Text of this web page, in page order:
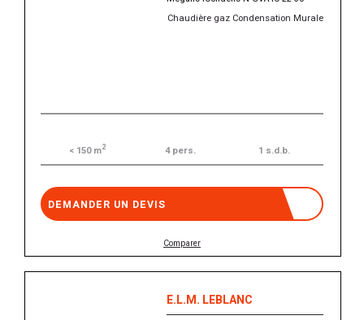
Chaudière gaz Condensation Murale
< 150 m2 4 pers. 1 s.d.b.
DEMANDER UN DEVIS
Comparer
E.L.M. LEBLANC